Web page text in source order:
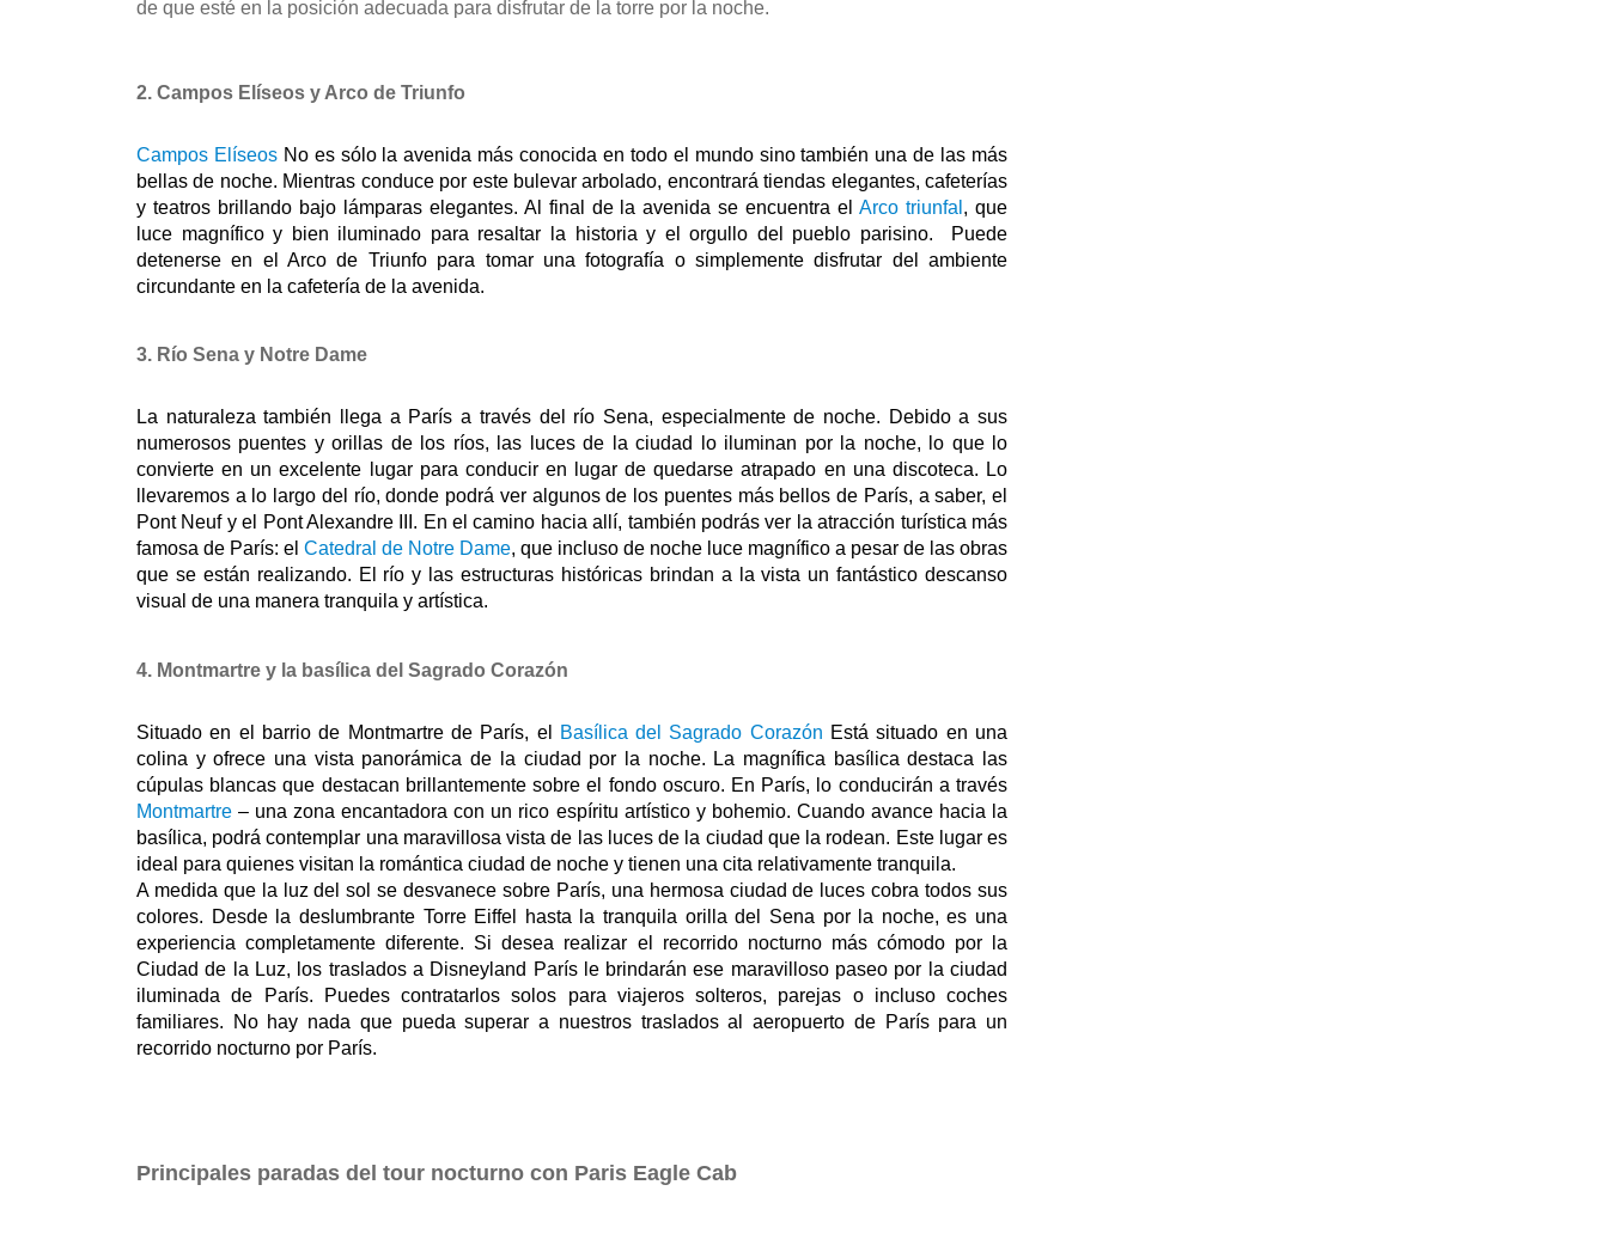
de que esté en la posición adecuada para disfrutar de la torre por la noche.
2. Campos Elíseos y Arco de Triunfo
Campos Elíseos No es sólo la avenida más conocida en todo el mundo sino también una de las más
bellas de noche. Mientras conduce por este bulevar arbolado, encontrará tiendas elegantes, cafeterías
y teatros brillando bajo lámparas elegantes. Al final de la avenida se encuentra el Arco triunfal , que
luce magnífico y bien iluminado para resaltar la historia y el orgullo del pueblo parisino.  Puede
detenerse en el Arco de Triunfo para tomar una fotografía o simplemente disfrutar del ambiente
circundante en la cafetería de la avenida.
3. Río Sena y Notre Dame
La naturaleza también llega a París a través del río Sena, especialmente de noche. Debido a sus
numerosos puentes y orillas de los ríos, las luces de la ciudad lo iluminan por la noche, lo que lo
convierte en un excelente lugar para conducir en lugar de quedarse atrapado en una discoteca. Lo
llevaremos a lo largo del río, donde podrá ver algunos de los puentes más bellos de París, a saber, el
Pont Neuf y el Pont Alexandre III. En el camino hacia allí, también podrás ver la atracción turística más
famosa de París: el Catedral de Notre Dame, que incluso de noche luce magnífico a pesar de las obras
que se están realizando. El río y las estructuras históricas brindan a la vista un fantástico descanso
visual de una manera tranquila y artística.
4. Montmartre y la basílica del Sagrado Corazón
Situado en el barrio de Montmartre de París, el Basílica del Sagrado Corazón Está situado en una
colina y ofrece una vista panorámica de la ciudad por la noche. La magnífica basílica destaca las
Montmartre – una zona encantadora con un rico espíritu artístico y bohemio. Cuando avance hacia la
basílica, podrá contemplar una maravillosa vista de las luces de la ciudad que la rodean. Este lugar es
ideal para quienes visitan la romántica ciudad de noche y tienen una cita relativamente tranquila.
A medida que la luz del sol se desvanece sobre París, una hermosa ciudad de luces cobra todos sus
colores. Desde la deslumbrante Torre Eiffel hasta la tranquila orilla del Sena por la noche, es una
experiencia completamente diferente. Si desea realizar el recorrido nocturno más cómodo por la
Ciudad de la Luz, los traslados a Disneyland París le brindarán ese maravilloso paseo por la ciudad
iluminada de París. Puedes contratarlos solos para viajeros solteros, parejas o incluso coches
familiares. No hay nada que pueda superar a nuestros traslados al aeropuerto de París para un
recorrido nocturno por París.
Principales paradas del tour nocturno con Paris Eagle Cab